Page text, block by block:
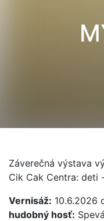
Záverečná výstava
Cik Cak Centra: deti
Vernisáž: 10.6.2026
hudobný hosť: